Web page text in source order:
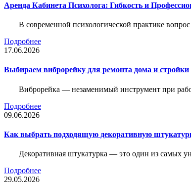
Аренда Кабинета Психолога: Гибкость и
В современной психологической практике
Подробнее
17.06.2026
Выбираем виброрейку для ремонта дома и стройки
Виброрейка — незаменимый инструмент при
Подробнее
09.06.2026
Как выбрать подходящую декоративную
Декоративная штукатурка — это один из самых
Подробнее
29.05.2026